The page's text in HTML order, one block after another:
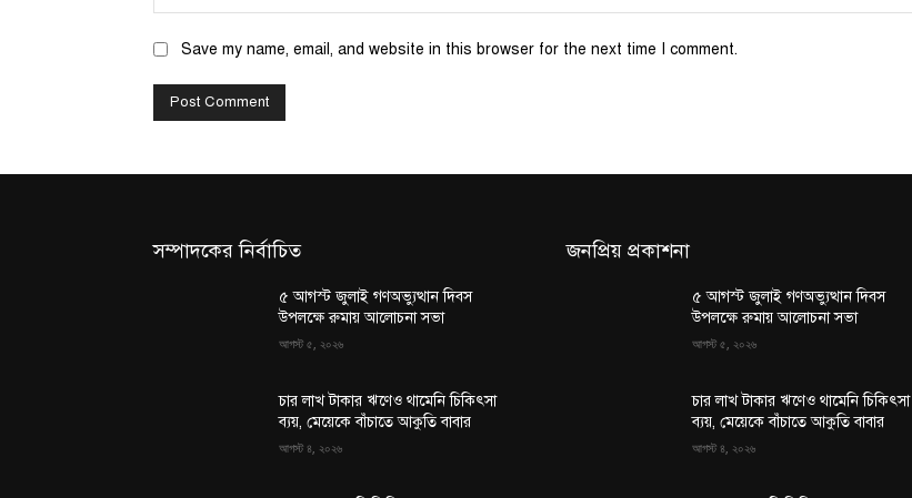
Save my name, email, and website in this browser for the next time I comment.
সম্পাদকের নির্বাচিত
৫ আগস্ট জুলাই গণঅভ্যুত্থান দিবস
উপলক্ষে রুমায় আলোচনা সভা
আগস্ট ৫, ২০২৬
চার লাখ টাকার ঋণেও থামেনি চিকিৎসা
ব্যয়, মেয়েকে বাঁচাতে আকুতি বাবার
আগস্ট ৪, ২০২৬
জনপ্রিয় প্রকাশনা
৫ আগস্ট জুলাই গণঅভ্যুত্থান দিবস
উপলক্ষে রুমায় আলোচনা সভা
আগস্ট ৫, ২০২৬
চার লাখ টাকার ঋণেও থামেনি চিকিৎসা
ব্যয়, মেয়েকে বাঁচাতে আকুতি বাবার
আগস্ট ৪, ২০২৬